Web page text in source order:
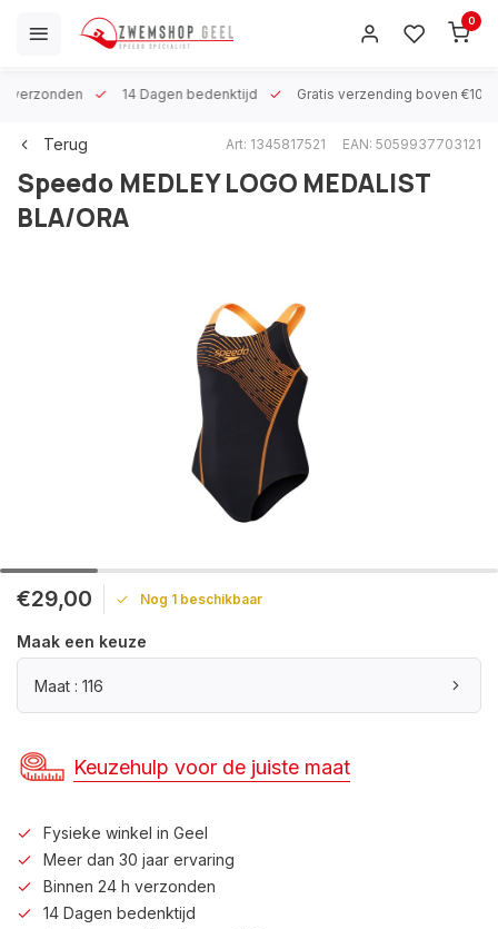
0
verzonden 14 Dagen bedenktijd Gratis verzending boven €100
Terug Art: 1345817521 EAN: 5059937703121
Speedo MEDLEY LOGO MEDALIST
BLA/ORA
€29,00 Nog 1 beschikbaar
Maak een keuze
Maat : 116
Keuzehulp voor de juiste maat
Fysieke winkel in Geel
Meer dan 30 jaar ervaring
Binnen 24 h verzonden
14 Dagen bedenktijd